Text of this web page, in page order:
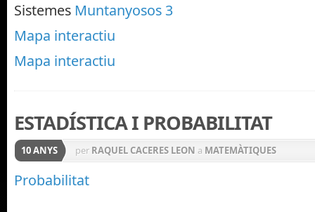
Sistemes Muntanyosos 3
Mapa interactiu
Mapa interactiu
ESTADÍSTICA I PROBABILITAT
10 ANYS per RAQUEL CACERES LEON a MATEMÀTIQUES
Probabilitat